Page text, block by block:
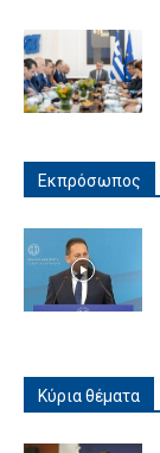
Εκπρόσωπος
Κύρια θέματα